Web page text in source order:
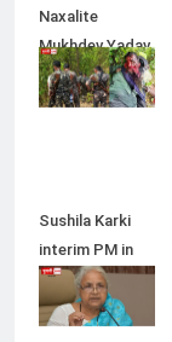
Naxalite
Mukhdev Yadav
killed in Palamu
Sushila Karki
interim PM in
Nepal